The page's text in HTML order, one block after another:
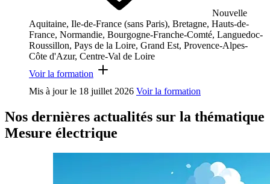
Nouvelle
Aquitaine, Ile-de-France (sans Paris), Bretagne, Hauts-de-
France, Normandie, Bourgogne-Franche-Comté, Languedoc-
Roussillon, Pays de la Loire, Grand Est, Provence-Alpes-
Côte d'Azur, Centre-Val de Loire
Voir la formation
Mis à jour le 18 juillet 2026 Voir la formation
Nos dernières actualités sur la thématique
Mesure électrique